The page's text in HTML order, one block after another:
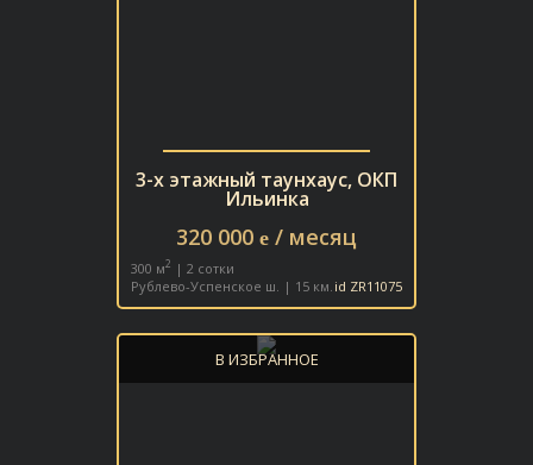
3-х этажный таунхаус, ОКП
Ильинка
320 000 e / месяц
300 м2 | 2 сотки
Рублево-Успенское ш. | 15 км. id ZR11075
В ИЗБРАННОЕ